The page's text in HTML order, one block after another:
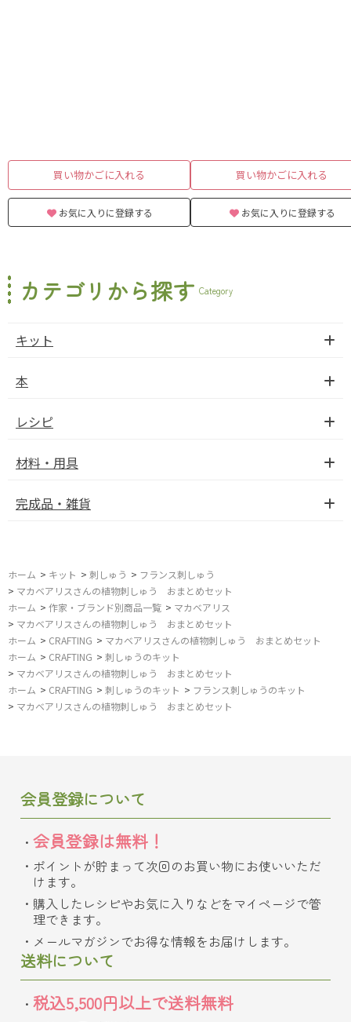
買い物かごに入れる
お気に入りに登録する
買い物かごに入れる
お気に入りに登録する
カテゴリから探す Category
キット
本
レシピ
材料・用具
完成品・雑貨
ホーム > キット > 刺しゅう > フランス刺しゅう
> マカベアリスさんの植物刺しゅう おまとめセット
ホーム > 作家・ブランド別商品一覧 > マカベアリス
> マカベアリスさんの植物刺しゅう おまとめセット
ホーム > CRAFTING > マカベアリスさんの植物刺しゅう おまとめセット
ホーム > CRAFTING > 刺しゅうのキット
> マカベアリスさんの植物刺しゅう おまとめセット
ホーム > CRAFTING > 刺しゅうのキット > フランス刺しゅうのキット
> マカベアリスさんの植物刺しゅう おまとめセット
会員登録について
会員登録は無料！
ポイントが貯まって次回のお買い物にお使いいただ
けます。
購入したレシピやお気に入りなどをマイページで管
理できます。
メールマガジンでお得な情報をお届けします。
送料について
税込5,500円以上で送料無料